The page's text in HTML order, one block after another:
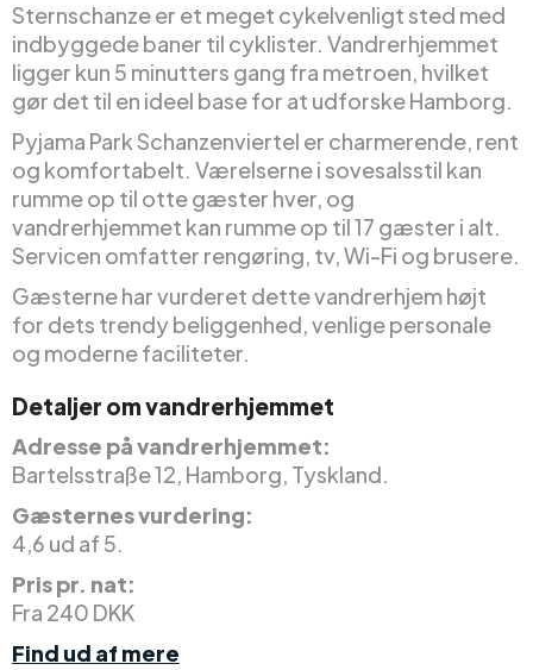
Sternschanze er et meget cykelvenligt sted med
indbyggede baner til cyklister. Vandrerhjemmet
ligger kun 5 minutters gang fra metroen, hvilket
gør det til en ideel base for at udforske Hamborg.
Pyjama Park Schanzenviertel er charmerende, rent
og komfortabelt. Værelserne i sovesalsstil kan
rumme op til otte gæster hver, og
vandrerhjemmet kan rumme op til 17 gæster i alt.
Servicen omfatter rengøring, tv, Wi-Fi og brusere.
Gæsterne har vurderet dette vandrerhjem højt
for dets trendy beliggenhed, venlige personale
og moderne faciliteter.
Detaljer om vandrerhjemmet
Adresse på vandrerhjemmet:
Bartelsstraße 12, Hamborg, Tyskland.
Gæsternes vurdering:
4,6 ud af 5.
Pris pr. nat:
Fra 240 DKK
Find ud af mere